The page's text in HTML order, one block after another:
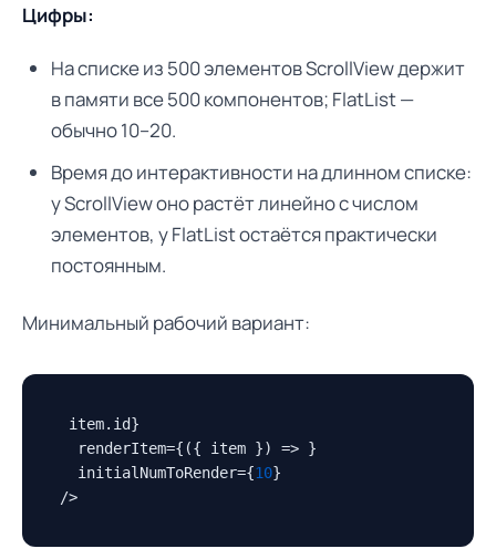
Цифры:
На списке из 500 элементов ScrollView держит
в памяти все 500 компонентов; FlatList —
обычно 10–20.
Время до интерактивности на длинном списке:
у ScrollView оно растёт линейно с числом
элементов, у FlatList остаётся практически
постоянным.
Минимальный рабочий вариант:
item. id}
  renderItem={
({ item }) => }
  initialNumToRender={
10}
/>